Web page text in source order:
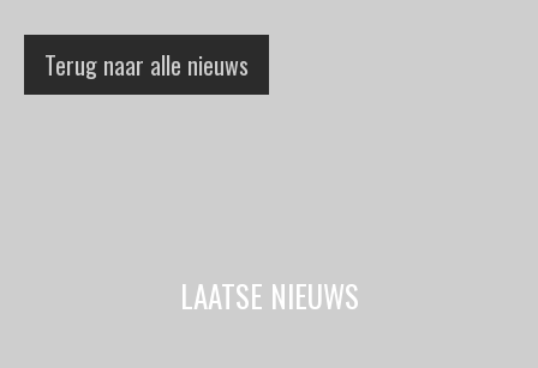
Terug naar alle nieuws
LAATSE NIEUWS